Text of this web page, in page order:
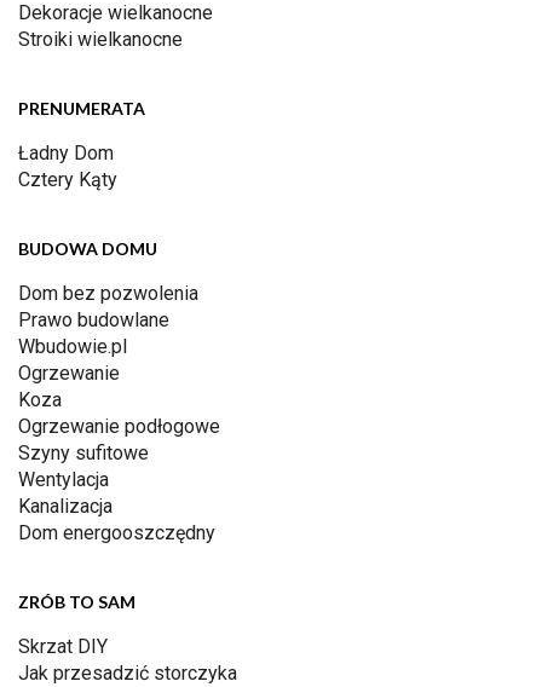
Dekoracje wielkanocne
Stroiki wielkanocne
PRENUMERATA
Ładny Dom
Cztery Kąty
BUDOWA DOMU
Dom bez pozwolenia
Prawo budowlane
Wbudowie.pl
Ogrzewanie
Koza
Ogrzewanie podłogowe
Szyny sufitowe
Wentylacja
Kanalizacja
Dom energooszczędny
ZRÓB TO SAM
Skrzat DIY
Jak przesadzić storczyka